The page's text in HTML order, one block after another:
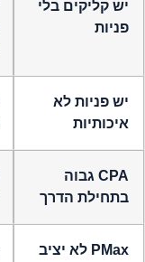
יש קליקים בלי
פניות
יש פניות לא
איכותיות
CPA גבוה
בתחילת הדרך
PMax לא יציב